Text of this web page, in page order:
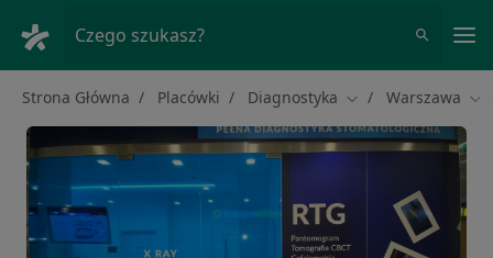
Czego szukasz?
Strona Główna Placówki Diagnostyka Zmień miasto
Warszawa